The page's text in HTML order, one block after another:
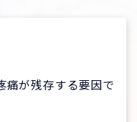
痛が残存する要因で